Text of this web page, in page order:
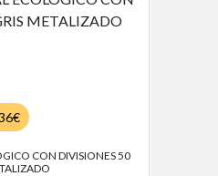
CON DIVISIONES 50